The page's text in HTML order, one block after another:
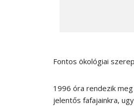
Fontos ökológiai
1996 óra rendezik
jelentős fafajainkra,